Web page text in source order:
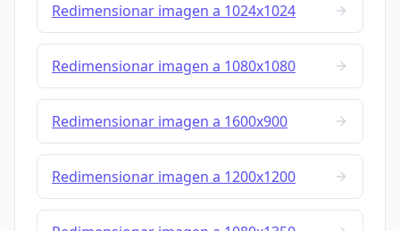
Redimensionar imagen a 1024x1024
Redimensionar imagen a 1080x1080
Redimensionar imagen a 1600x900
Redimensionar imagen a 1200x1200